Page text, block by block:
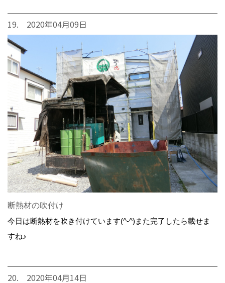
19. 2020年04月09日
断熱材の吹付け
今日は断熱材を吹き付けています(^-^)また完了したら載せま
すね♪
20. 2020年04月14日